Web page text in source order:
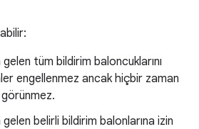
gelen tüm bildirim baloncuklarını
engellenmez ancak hiçbir zaman
gelen belirli bildirim balonlarına izin